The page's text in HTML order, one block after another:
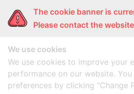
ผู้หญิงแก้มกลม การ์ตูนแก้มกลม
A collection of
The cookie banner is
Please contact the
We use cookies
We use cookies to improve your
performance on our website.
preferences by clicking "Change